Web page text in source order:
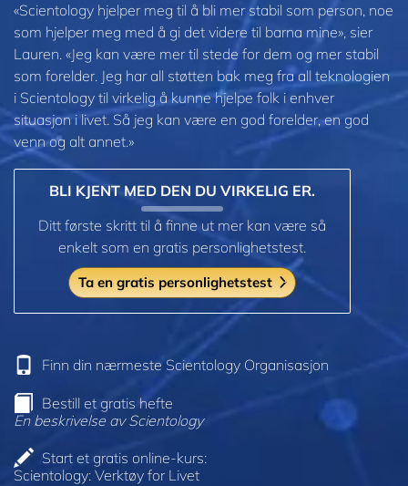
«Scientology hjelper meg til å bli mer stabil som person, noe
som hjelper meg med å gi det videre til barna mine», sier
Lauren. «Jeg kan være mer til stede for dem og mer stabil
som forelder. Jeg har all støtten bak meg fra all teknologien
i Scientology til virkelig å kunne hjelpe folk i enhver
situasjon i livet. Så jeg kan være en god forelder, en god
venn og alt annet.»
BLI KJENT MED DEN DU VIRKELIG ER.
Ditt første skritt til å finne ut mer kan være så
enkelt som en gratis personlighetstest.
Ta en gratis personlighetstest
Finn din nærmeste Scientology Organisasjon
Bestill et gratis hefte
En beskrivelse av Scientology
Start et gratis online-kurs:
Scientology: Verktøy for Livet